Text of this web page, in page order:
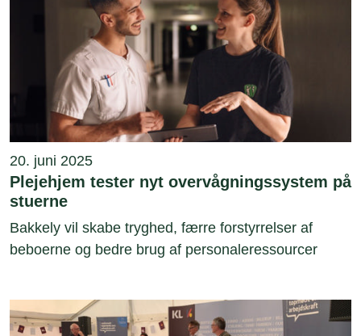
20. juni 2025
Plejehjem tester nyt overvågningssystem på
stuerne
Bakkely vil skabe tryghed, færre forstyrrelser af
beboerne og bedre brug af personaleressourcer